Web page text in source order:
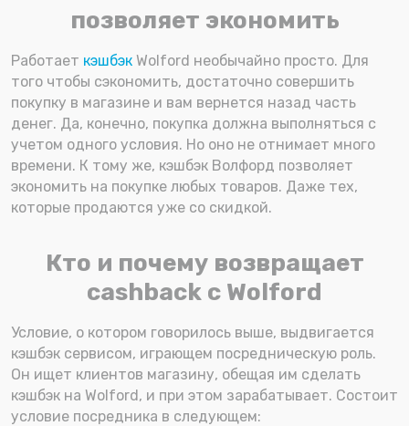
позволяет экономить
Работает кэшбэк Wolford необычайно просто. Для
того чтобы сэкономить, достаточно совершить
покупку в магазине и вам вернется назад часть
денег. Да, конечно, покупка должна выполняться с
учетом одного условия. Но оно не отнимает много
времени. К тому же, кэшбэк Волфорд позволяет
экономить на покупке любых товаров. Даже тех,
которые продаются уже со скидкой.
Кто и почему возвращает
cashback с Wolford
Условие, о котором говорилось выше, выдвигается
кэшбэк сервисом, играющем посредническую роль.
Он ищет клиентов магазину, обещая им сделать
кэшбэк на Wolford, и при этом зарабатывает. Состоит
условие посредника в следующем: